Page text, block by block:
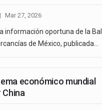
Mar 27, 2026
información oportuna de la
de México, publicada…
económico mundial